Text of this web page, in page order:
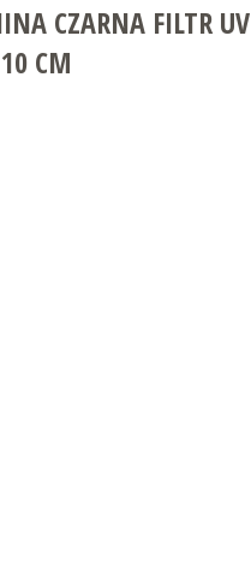
CZARNA FILTR UV
CM